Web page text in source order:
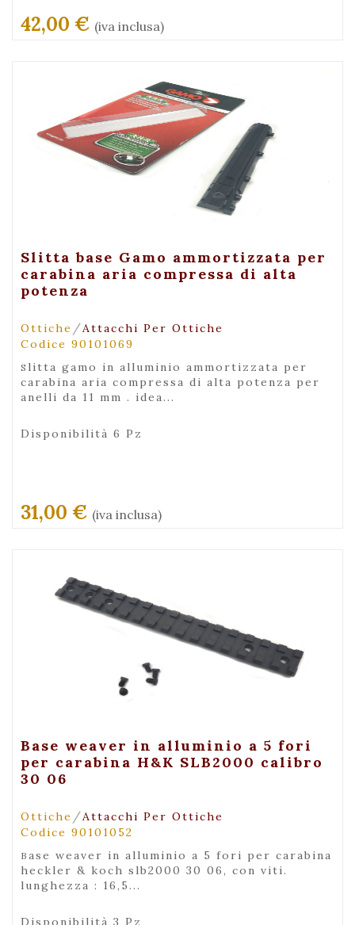
42,00 € (iva inclusa)
+ Visualizza
Slitta base Gamo ammortizzata per
carabina aria compressa di alta
potenza
Ottiche /Attacchi Per Ottiche
Codice 90101069
slitta gamo in alluminio ammortizzata per
carabina aria compressa di alta potenza per
anelli da 11 mm . idea...
Disponibilità 6 Pz
31,00 € (iva inclusa)
+ Visualizza
Base weaver in alluminio a 5 fori
per carabina H&K SLB2000 calibro
30 06
Ottiche /Attacchi Per Ottiche
Codice 90101052
base weaver in alluminio a 5 fori per carabina
heckler & koch slb2000 30 06, con viti.
lunghezza : 16,5...
Disponibilità 3 Pz